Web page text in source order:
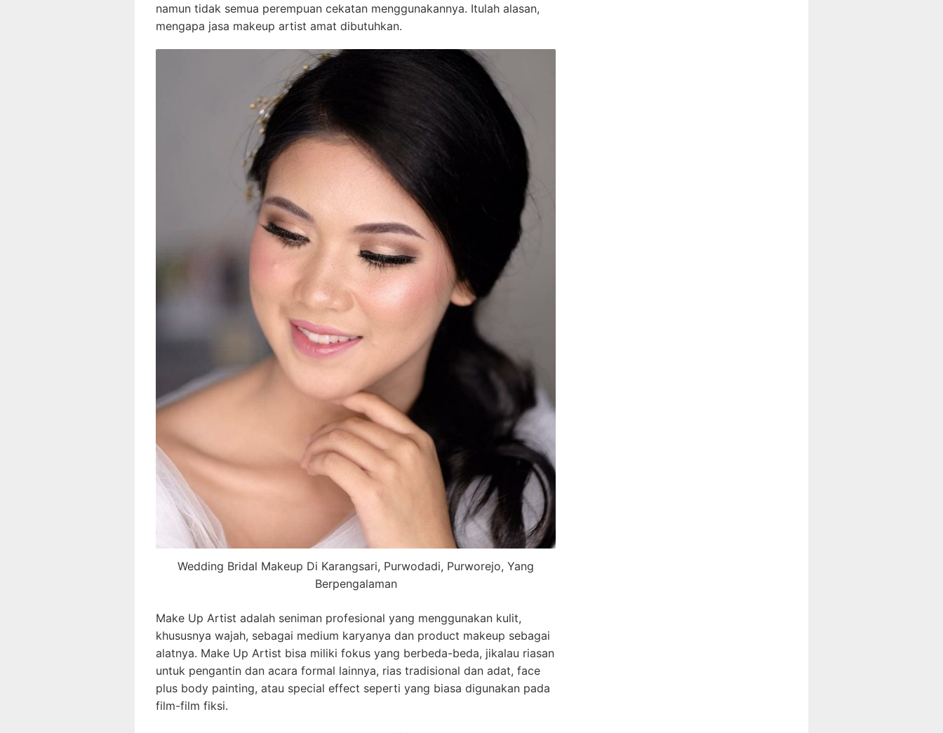
namun tidak semua perempuan cekatan menggunakannya. Itulah alasan,
mengapa jasa makeup artist amat dibutuhkan.
Wedding Bridal Makeup Di Karangsari, Purwodadi, Purworejo, Yang
Berpengalaman
Make Up Artist adalah seniman profesional yang menggunakan kulit,
khususnya wajah, sebagai medium karyanya dan product makeup sebagai
alatnya. Make Up Artist bisa miliki fokus yang berbeda-beda, jikalau riasan
untuk pengantin dan acara formal lainnya, rias tradisional dan adat, face
plus body painting, atau special effect seperti yang biasa digunakan pada
film-film fiksi.